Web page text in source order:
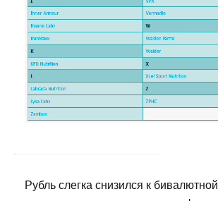
Рубль слегка снизился к